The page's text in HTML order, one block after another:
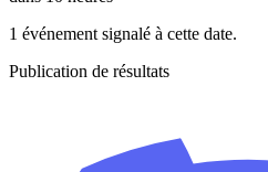
1 événement signalé à cette date.
Publication de résultats